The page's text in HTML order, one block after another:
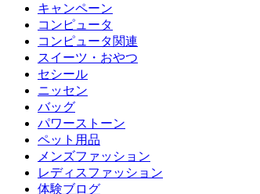
キャンペーン
コンピュータ
コンピュータ関連
スイーツ・おやつ
セシール
ニッセン
バッグ
パワーストーン
ペット用品
メンズファッション
レディスファッション
体験ブログ